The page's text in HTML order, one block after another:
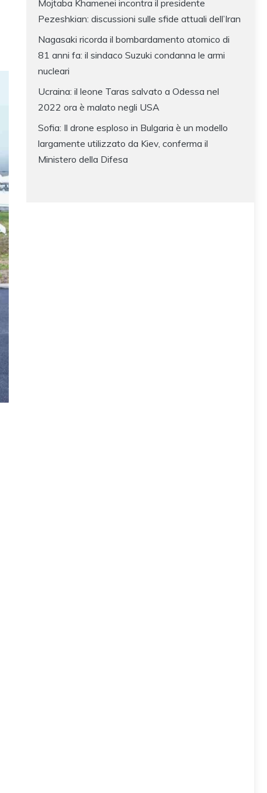
Mojtaba Khamenei incontra il presidente
Pezeshkian: discussioni sulle sfide attuali dell’Iran
Nagasaki ricorda il bombardamento atomico di
81 anni fa: il sindaco Suzuki condanna le armi
nucleari
Ucraina: il leone Taras salvato a Odessa nel
2022 ora è malato negli USA
Sofia: Il drone esploso in Bulgaria è un modello
largamente utilizzato da Kiev, conferma il
Ministero della Difesa